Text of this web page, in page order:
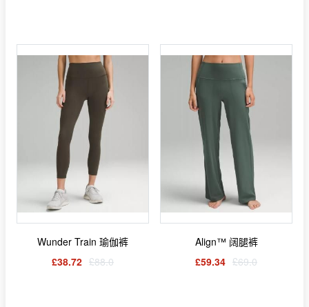
Wunder Train 瑜伽裤
£38.72 £88.0
Align™ 阔腿裤
£59.34 £69.0